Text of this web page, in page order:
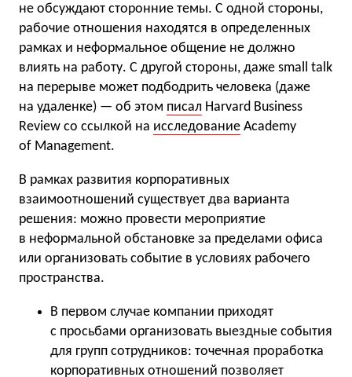
не обсуждают сторонние темы. С одной стороны,
рабочие отношения находятся в определенных
рамках и неформальное общение не должно
влиять на работу. С другой стороны, даже small talk
на перерыве может подбодрить человека (даже
на удаленке) — об этом писал Harvard Business
Review со ссылкой на исследование Academy
of Management.
В рамках развития корпоративных
взаимоотношений существует два варианта
решения: можно провести мероприятие
в неформальной обстановке за пределами офиса
или организовать событие в условиях рабочего
пространства.
В первом случае компании приходят
с просьбами организовать выездные события
для групп сотрудников: точечная проработка
корпоративных отношений позволяет